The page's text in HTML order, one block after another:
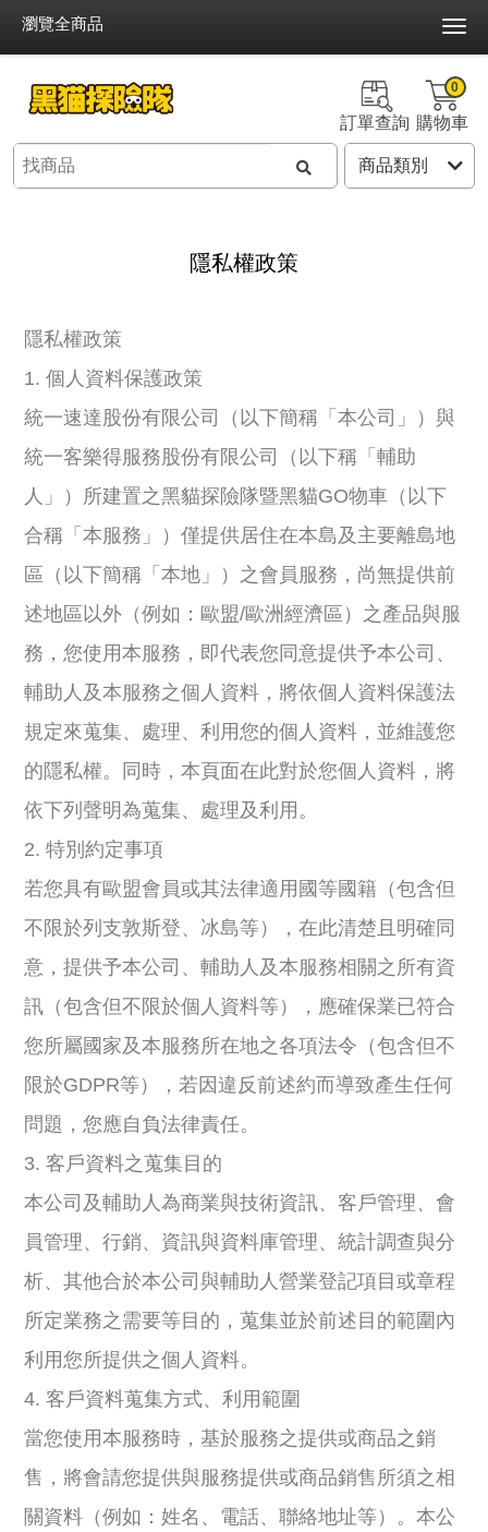
瀏覽全商品
訂單查詢
0
購物車
隱私權政策
隱私權政策
1. 個人資料保護政策
統一速達股份有限公司（以下簡稱「本公司」）與
統一客樂得服務股份有限公司（以下稱「輔助
人」）所建置之黑貓探險隊暨黑貓GO物車（以下
合稱「本服務」）僅提供居住在本島及主要離島地
區（以下簡稱「本地」）之會員服務，尚無提供前
述地區以外（例如：歐盟/歐洲經濟區）之產品與服
務，您使用本服務，即代表您同意提供予本公司、
輔助人及本服務之個人資料，將依個人資料保護法
規定來蒐集、處理、利用您的個人資料，並維護您
的隱私權。同時，本頁面在此對於您個人資料，將
依下列聲明為蒐集、處理及利用。
2. 特別約定事項
若您具有歐盟會員或其法律適用國等國籍（包含但
不限於列支敦斯登、冰島等），在此清楚且明確同
意，提供予本公司、輔助人及本服務相關之所有資
訊（包含但不限於個人資料等），應確保業已符合
您所屬國家及本服務所在地之各項法令（包含但不
限於GDPR等），若因違反前述約而導致產生任何
問題，您應自負法律責任。
3. 客戶資料之蒐集目的
本公司及輔助人為商業與技術資訊、客戶管理、會
員管理、行銷、資訊與資料庫管理、統計調查與分
析、其他合於本公司與輔助人營業登記項目或章程
所定業務之需要等目的，蒐集並於前述目的範圍內
利用您所提供之個人資料。
4. 客戶資料蒐集方式、利用範圍
當您使用本服務時，基於服務之提供或商品之銷
售，將會請您提供與服務提供或商品銷售所須之相
關資料（例如：姓名、電話、聯絡地址等）。本公